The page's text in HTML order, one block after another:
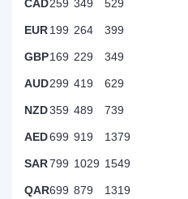
CAD259 349 529
EUR199 264 399
GBP169 229 349
AUD299 419 629
NZD359 489 739
AED699 919 1379
SAR799 1029 1549
QAR699 879 1319